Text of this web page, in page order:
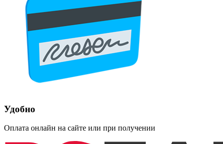
Удобно
Оплата онлайн на сайте или при получении